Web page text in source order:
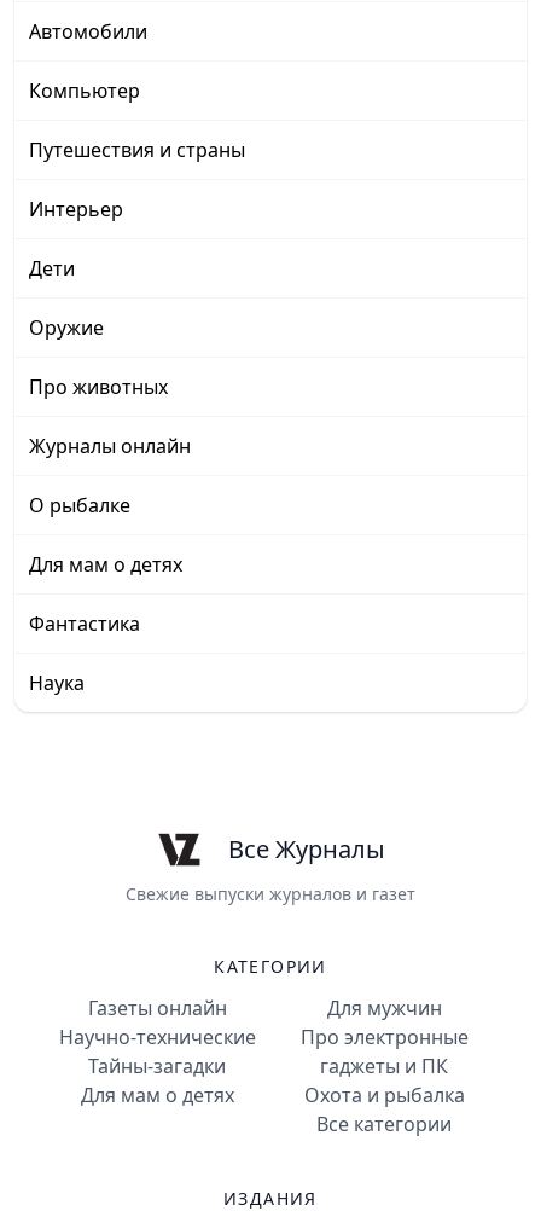
Автомобили
Компьютер
Путешествия и страны
Интерьер
Дети
Оружие
Про животных
Журналы онлайн
О рыбалке
Для мам о детях
Фантастика
Наука
Все Журналы
Свежие выпуски журналов и газет
КАТЕГОРИИ
Газеты онлайн
Научно-технические
Тайны-загадки
Для мам о детях
Для мужчин
Про электронные
гаджеты и ПК
Охота и рыбалка
Все категории
ИЗДАНИЯ